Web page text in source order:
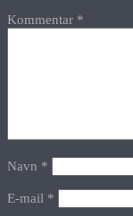
Kommentar *
Navn *
E-mail *